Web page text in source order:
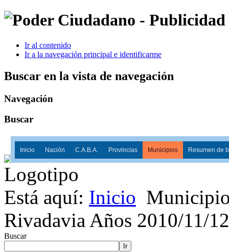
Ir al contenido
Ir a la navegación principal e identificarme
Buscar en la vista de navegación
Navegación
Buscar
Inicio Nación C.A.B.A. Provincias Municipios Resumen de
Está aquí: Inicio
Rivadavia Años 2010/11/12
Buscar
Ir